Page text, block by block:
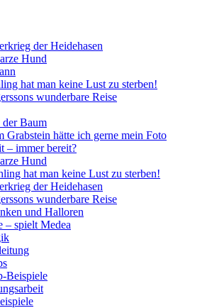
der Heidehasen
Hund
hat man keine Lust zu sterben!
wunderbare Reise
Baum
Grabstein hätte ich gerne mein Foto
– immer bereit?
Hund
hat man keine Lust zu sterben!
der Heidehasen
wunderbare Reise
und Halloren
– spielt Medea
Beispiele